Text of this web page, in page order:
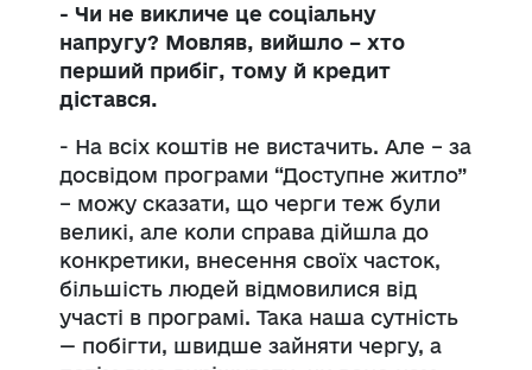
- Чи не викличе це соціальну
напругу? Мовляв, вийшло – хто
перший прибіг, тому й кредит
дістався.
- На всіх коштів не вистачить. Але – за
досвідом програми “Доступне житло”
– можу сказати, що черги теж були
великі, але коли справа дійшла до
конкретики, внесення своїх часток,
більшість людей відмовилися від
участі в програмі. Така наша сутність
— побігти, швидше зайняти чергу, а